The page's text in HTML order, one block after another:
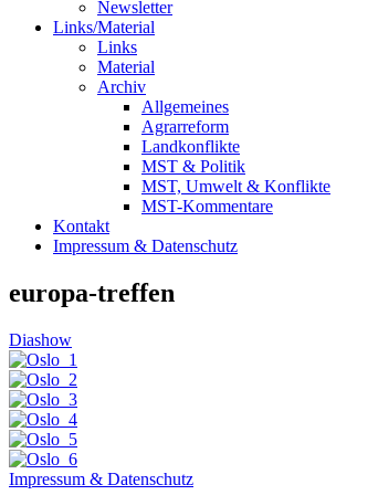
Newsletter
Links/Material
Links
Material
Archiv
Allgemeines
Agrarreform
Landkonflikte
MST & Politik
MST, Umwelt & Konflikte
MST-Kommentare
Kontakt
Impressum & Datenschutz
europa-treffen
Diashow
Impressum & Datenschutz